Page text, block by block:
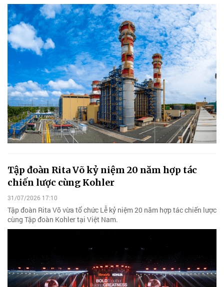
Tập đoàn Rita Võ kỷ niệm 20 năm hợp tác
chiến lược cùng Kohler
31/07/2026 17:10
Tập đoàn Rita Võ vừa tổ chức Lễ kỷ niệm 20 năm hợp tác chiến lược
cùng Tập đoàn Kohler tại Việt Nam.